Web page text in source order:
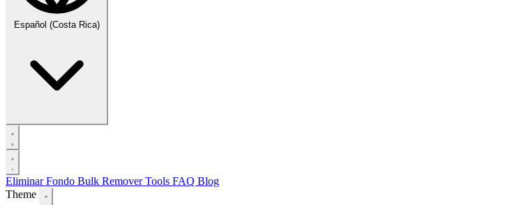
Español (Costa Rica)
Eliminar Fondo Bulk RemoverTools FAQ Blog
Theme